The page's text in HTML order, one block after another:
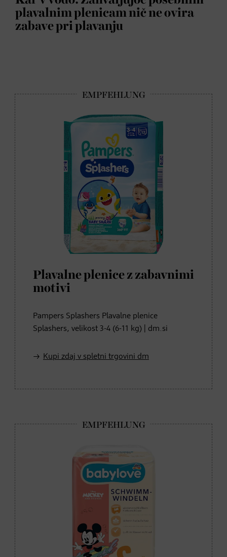
plavalnim plenicam nič ne ovira
zabave pri plavanju
Plavalne plenice z zabavnimi
motivi
Pampers Splashers Plavalne plenice
Splashers, velikost 3-4 (6-11 kg) | dm.si
Kupi zdaj v spletni trgovini dm